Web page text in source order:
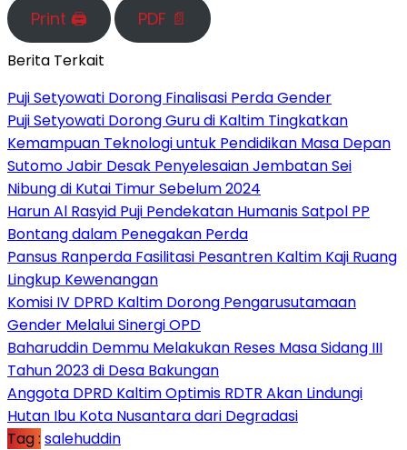
Print 🖨 PDF 📄
Berita Terkait
Puji Setyowati Dorong Finalisasi Perda Gender
Puji Setyowati Dorong Guru di Kaltim Tingkatkan
Kemampuan Teknologi untuk Pendidikan Masa Depan
Sutomo Jabir Desak Penyelesaian Jembatan Sei
Nibung di Kutai Timur Sebelum 2024
Harun Al Rasyid Puji Pendekatan Humanis Satpol PP
Bontang dalam Penegakan Perda
Pansus Ranperda Fasilitasi Pesantren Kaltim Kaji Ruang
Lingkup Kewenangan
Komisi IV DPRD Kaltim Dorong Pengarusutamaan
Gender Melalui Sinergi OPD
Baharuddin Demmu Melakukan Reses Masa Sidang III
Tahun 2023 di Desa Bakungan
Anggota DPRD Kaltim Optimis RDTR Akan Lindungi
Hutan Ibu Kota Nusantara dari Degradasi
Tag : salehuddin